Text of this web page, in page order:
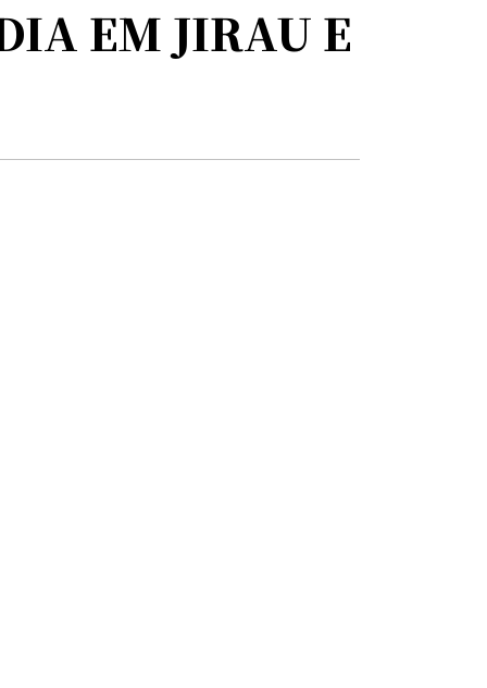
EM JIRAU E